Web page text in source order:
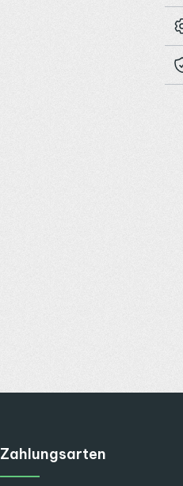
Zahlungsarten